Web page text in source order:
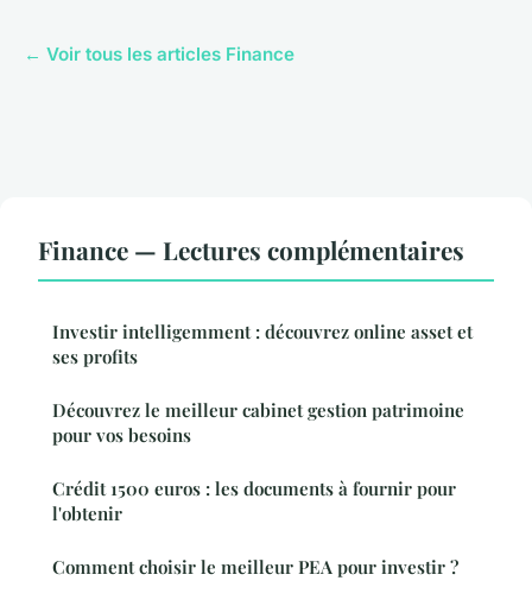
← Voir tous les articles Finance
Finance — Lectures complémentaires
Investir intelligemment : découvrez online asset et
ses profits
Découvrez le meilleur cabinet gestion patrimoine
pour vos besoins
Crédit 1500 euros : les documents à fournir pour
l'obtenir
Comment choisir le meilleur PEA pour investir ?